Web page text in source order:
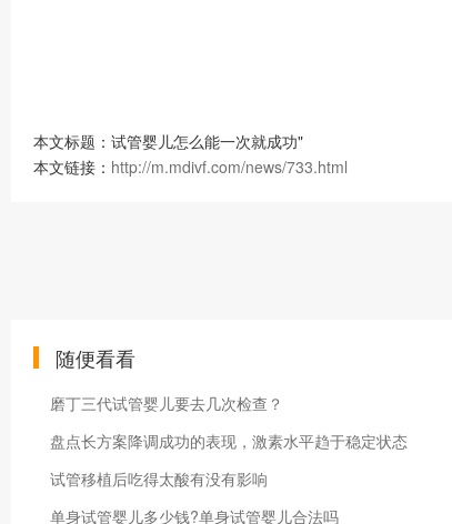
本文标题：试管婴儿怎么能一次就成功"
本文链接： http://m.mdivf.com/news/733.html
随便看看
磨丁三代试管婴儿要去几次检查？
盘点长方案降调成功的表现，激素水平趋于稳定状态
试管移植后吃得太酸有没有影响
单身试管婴儿多少钱?单身试管婴儿合法吗